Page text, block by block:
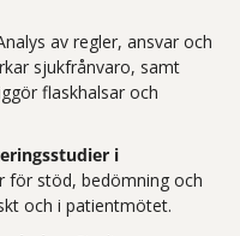
av regler, ansvar och
sjukfrånvaro, samt
flaskhalsar och
i
för stöd, bedömning och
och i patientmötet.